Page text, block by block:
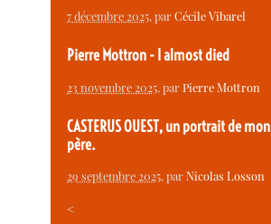
7 décembre 2025, parCécile Vibarel
Pierre Mottron - I almost died
23 novembre 2025, parPierre Mottron
CASTERUS OUEST, un portrait de mon
père.
29 septembre 2025, parNicolas Losson
<